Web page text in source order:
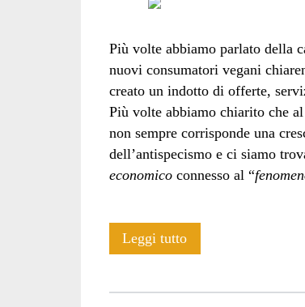
Più volte abbiamo parlato della
nuovi consumatori vegani
creato un indotto di offerte,
Più volte abbiamo chiarito che
non sempre corrisponde una
dell’antispecismo e ci siamo
economicoconnesso al “
Leggi tuttoIgualdad